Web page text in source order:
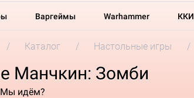
Варгеймы Warhammer ККИ
Каталог Настольные игры
Манчкин: Зомби
Мы идём?